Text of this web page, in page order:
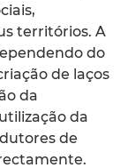
territórios. A
do
de laços
da
da
de